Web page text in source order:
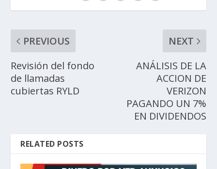
PREVIOUS
Revisión del fondo
de llamadas
cubiertas RYLD
NEXT
ANÁLISIS DE LA
ACCION DE
VERIZON
PAGANDO UN 7%
EN DIVIDENDOS
RELATED POSTS